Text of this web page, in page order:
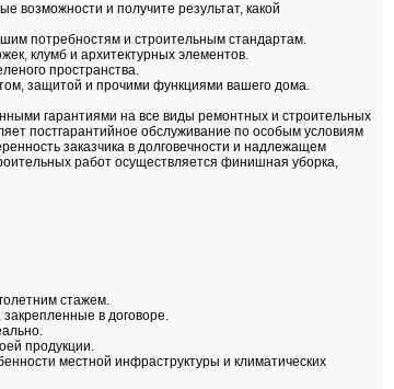
и получите результат, какой
потребностям и строительным стандартам.
клумб и архитектурных элементов.
пространства.
защитой и прочими функциями вашего дома.
гарантиями на все виды ремонтных и строительных
постгарантийное обслуживание по особым условиям
заказчика в долговечности и надлежащем
работ осуществляется финишная уборка,
стажем.
в договоре.
продукции.
местной инфраструктуры и климатических